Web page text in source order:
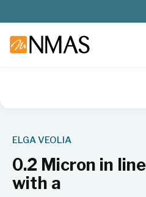
ELGA VEOLIA
0.2 Micron in
with a